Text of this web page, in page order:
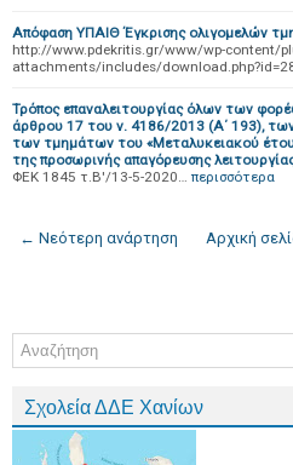
Απόφαση ΥΠΑΙΘ Έγκρισης ολιγομελών
http://www.pdekritis.gr/www/wp-content/
attachments/includes/
Τρόπος επαναλειτουργίας όλων των
άρθρου 17 του ν. 4186/2013 (Α΄ 193),
των τμημάτων του «Μεταλυκειακού
της προσωρινής απαγόρευσης
ΦΕΚ 1845 τ.Β'/13-5-2020… περισσότερα
← Νεότερη ανάρτηση Αρχική
Σχολεία ΔΔΕ Χανίων